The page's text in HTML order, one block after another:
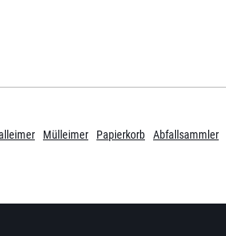
Mülleimer Papierkorb Abfallsammler